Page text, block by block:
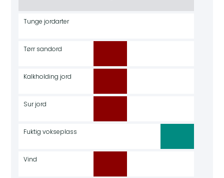
Tunge jordarter
Tørr sandord
Kalkholding jord
Sur jord
Fuktig vokseplass
Vind